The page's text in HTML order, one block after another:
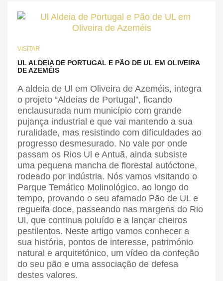
VISITAR
UL ALDEIA DE PORTUGAL E PÃO DE UL EM OLIVEIRA
DE AZEMÉIS
A aldeia de Ul em Oliveira de Azeméis, integra
o projeto “Aldeias de Portugal”, ficando
enclausurada num município com grande
pujança industrial e que vai mantendo a sua
ruralidade, mas resistindo com dificuldades ao
progresso desmesurado. No vale por onde
passam os Rios Ul e Antuã, ainda subsiste
uma pequena mancha de florestal autóctone,
rodeado por indústria. Nós vamos visitando o
Parque Temático Molinológico, ao longo do
tempo, provando o seu afamado Pão de UL e
regueifa doce, passeando nas margens do Rio
Ul, que continua poluído e a lançar cheiros
pestilentos. Neste artigo vamos conhecer a
sua história, pontos de interesse, património
natural e arquitetónico, um vídeo da confeção
do seu pão e uma associação de defesa
destes valores.